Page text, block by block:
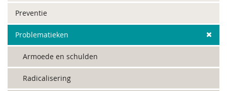
Preventie
Problematieken
Armoede en schulden
Radicalisering